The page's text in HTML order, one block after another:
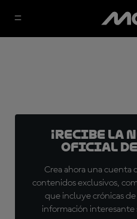
¡Recibe la
oficial de
Crea ahora una cuenta
contenidos exclusivos,
que incluye crónicas
información